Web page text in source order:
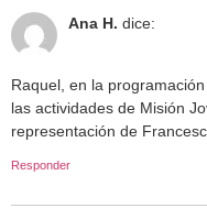
Ana H. dice:
Raquel, en la
las actividades de Misión
representación de
Responder